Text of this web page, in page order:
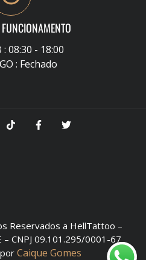
: 08:30 - 18:00
: Fechado
Reservados a HellTattoo –
– CNPJ 09.101.295/0001-67
Caique Gomes